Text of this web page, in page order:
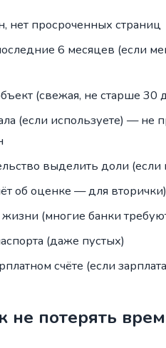
нет просроченных страниц
6 месяцев (если
(свежая, не старше 30
(если используете) — не
выделить доли (если
об оценке — для вторички)
(многие банки
(даже пустых)
счёте (если
не потерять